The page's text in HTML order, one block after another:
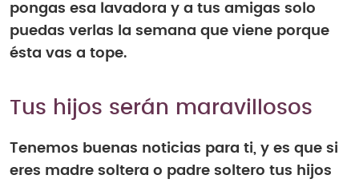
pongas esa lavadora y a tus amigas solo
puedas verlas la semana que viene porque
ésta vas a tope.
Tus hijos serán maravillosos
Tenemos buenas noticias para ti, y es que si
eres madre soltera o padre soltero tus hijos